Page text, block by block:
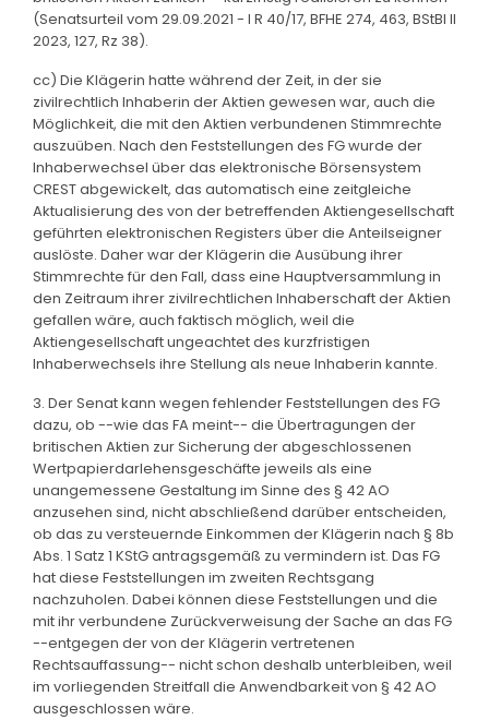
(Senatsurteil vom 29.09.2021 - I R 40/17, BFHE 274, 463, BStBl II
2023, 127, Rz 38).
cc) Die Klägerin hatte während der Zeit, in der sie
zivilrechtlich Inhaberin der Aktien gewesen war, auch die
Möglichkeit, die mit den Aktien verbundenen Stimmrechte
auszuüben. Nach den Feststellungen des FG wurde der
Inhaberwechsel über das elektronische Börsensystem
CREST abgewickelt, das automatisch eine zeitgleiche
Aktualisierung des von der betreffenden Aktiengesellschaft
geführten elektronischen Registers über die Anteilseigner
auslöste. Daher war der Klägerin die Ausübung ihrer
Stimmrechte für den Fall, dass eine Hauptversammlung in
den Zeitraum ihrer zivilrechtlichen Inhaberschaft der Aktien
gefallen wäre, auch faktisch möglich, weil die
Aktiengesellschaft ungeachtet des kurzfristigen
Inhaberwechsels ihre Stellung als neue Inhaberin kannte.
3. Der Senat kann wegen fehlender Feststellungen des FG
dazu, ob --wie das FA meint-- die Übertragungen der
britischen Aktien zur Sicherung der abgeschlossenen
Wertpapierdarlehensgeschäfte jeweils als eine
unangemessene Gestaltung im Sinne des § 42 AO
anzusehen sind, nicht abschließend darüber entscheiden,
ob das zu versteuernde Einkommen der Klägerin nach § 8b
Abs. 1 Satz 1 KStG antragsgemäß zu vermindern ist. Das FG
hat diese Feststellungen im zweiten Rechtsgang
nachzuholen. Dabei können diese Feststellungen und die
mit ihr verbundene Zurückverweisung der Sache an das FG
--entgegen der von der Klägerin vertretenen
Rechtsauffassung-- nicht schon deshalb unterbleiben, weil
im vorliegenden Streitfall die Anwendbarkeit von § 42 AO
ausgeschlossen wäre.